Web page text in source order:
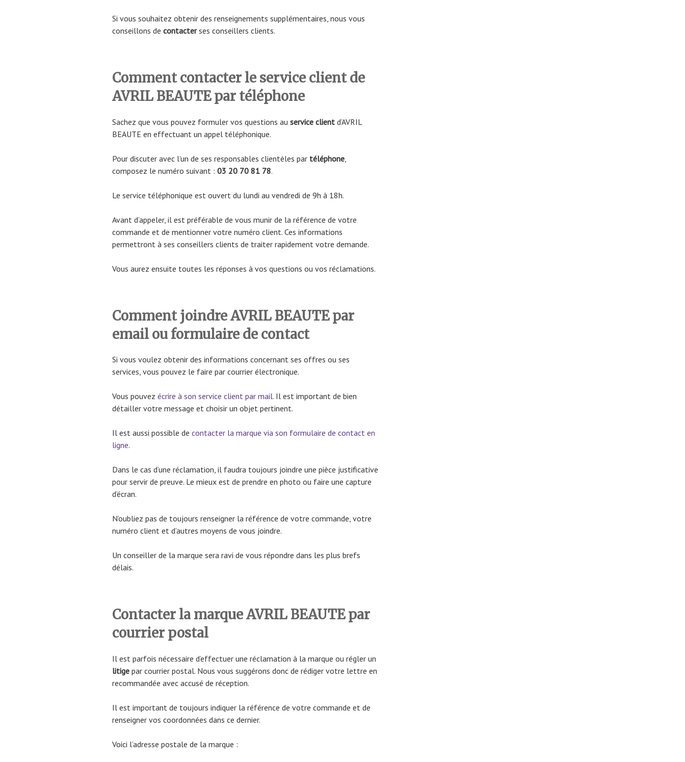
Si vous souhaitez obtenir des renseignements supplémentaires, nous vous
conseillons de contacterses conseillers clients.
Comment contacter le service client de
AVRIL BEAUTE par téléphone
Sachez que vous pouvez formuler vos questions au service client d’AVRIL
BEAUTE en effectuant un appel téléphonique.
Pour discuter avec l’un de ses responsables clientèles par téléphone
composez le numéro suivant : 03 20 70 81 78.
Le service téléphonique est ouvert du lundi au vendredi de 9h à 18h.
Avant d’appeler, il est préférable de vous munir de la référence de votre
commande et de mentionner votre numéro client. Ces informations
permettront à ses conseillers clients de traiter rapidement votre demande.
Vous aurez ensuite toutes les réponses à vos questions ou vos réclamations.
Comment joindre AVRIL BEAUTE par
email ou formulaire de contact
Si vous voulez obtenir des informations concernant ses offres ou ses
services, vous pouvez le faire par courrier électronique.
Vous pouvez écrire à son service client par mail. Il est important de bien
détailler votre message et choisir un objet pertinent.
Il est aussi possible de contacter la marque via son formulaire de contact en
ligne.
Dans le cas d’une réclamation, il faudra toujours joindre une pièce justificative
pour servir de preuve. Le mieux est de prendre en photo ou faire une capture
d’écran.
N’oubliez pas de toujours renseigner la référence de votre commande, votre
numéro client et d’autres moyens de vous joindre.
Un conseiller de la marque sera ravi de vous répondre dans les plus brefs
délais.
Contacter la marque AVRIL BEAUTE par
courrier postal
Il est parfois nécessaire d’effectuer une réclamation à la marque ou régler un
litige par courrier postal. Nous vous suggérons donc de rédiger votre lettre en
recommandée avec accusé de réception.
Il est important de toujours indiquer la référence de votre commande et de
renseigner vos coordonnées dans ce dernier.
Voici l’adresse postale de la marque :